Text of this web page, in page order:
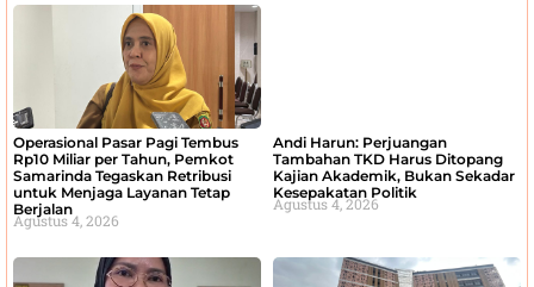
Operasional Pasar Pagi Tembus
Rp10 Miliar per Tahun, Pemkot
Samarinda Tegaskan Retribusi
untuk Menjaga Layanan Tetap
Berjalan
Agustus 4, 2026
Andi Harun: Perjuangan
Tambahan TKD Harus Ditopang
Kajian Akademik, Bukan Sekadar
Kesepakatan Politik
Agustus 4, 2026